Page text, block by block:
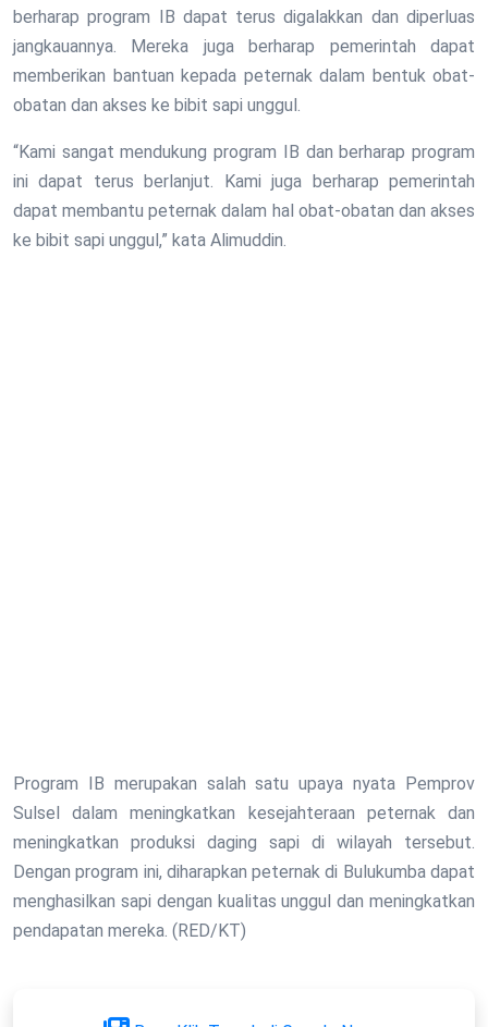
berharap program IB dapat terus digalakkan dan diperluas
jangkauannya. Mereka juga berharap pemerintah dapat
memberikan bantuan kepada peternak dalam bentuk obat-
obatan dan akses ke bibit sapi unggul.
“Kami sangat mendukung program IB dan berharap program
ini dapat terus berlanjut. Kami juga berharap pemerintah
dapat membantu peternak dalam hal obat-obatan dan akses
ke bibit sapi unggul,” kata Alimuddin.
Program IB merupakan salah satu upaya nyata Pemprov
Sulsel dalam meningkatkan kesejahteraan peternak dan
meningkatkan produksi daging sapi di wilayah tersebut.
Dengan program ini, diharapkan peternak di Bulukumba dapat
menghasilkan sapi dengan kualitas unggul dan meningkatkan
pendapatan mereka. (RED/KT)